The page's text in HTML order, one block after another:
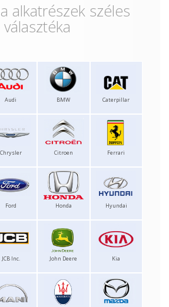
alkatrészek széles
választéka
Audi BMW Caterpillar
Chrysler Citroen Ferrari
Ford Honda Hyundai
JCB Inc. John Deere Kia